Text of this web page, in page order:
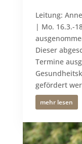
Leitung:
| Mo. 16.3.-
Dieser
Termine
gefördert
mehr lesen